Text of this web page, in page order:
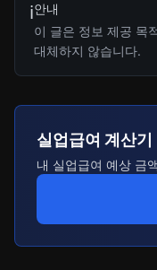
ℹ️안내
이 글은 정보 제공 목
대체하지 않습니다.
실업급여 계산기
내 실업급여 예상 금